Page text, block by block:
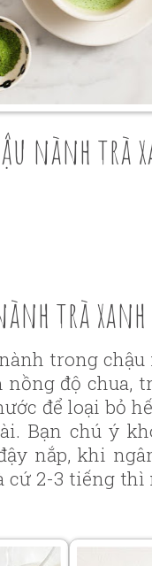
nành trà
trà xanh
trong
nồng độ chua,
để loại bỏ
Bạn chú ý
nắp, khi
cứ 2-3 tiếng